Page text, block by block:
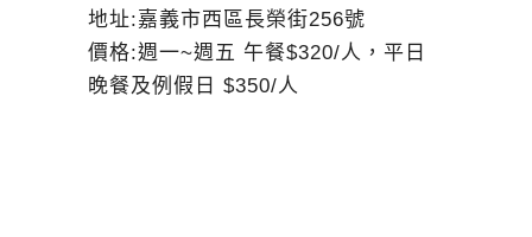
地址:嘉義市西區長榮街256號
價格:週一~週五 午餐$320/人，平日
晚餐及例假日 $350/人